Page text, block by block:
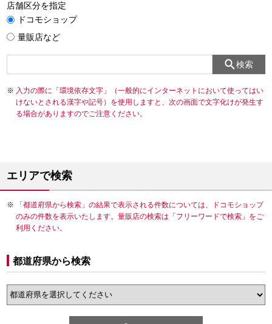
店舗区分を指定
ドコモショップ
量販店など
検索
入力の際に「環境依存文字」（一般的にインターネットにおいて使ってはい
けないとされる漢字や記号）を使用しますと、次の画面で文字化けが発生す
る場合がありますのでご注意ください。
エリアで検索
「都道府県から検索」の結果で表示される件数については、ドコモショップ
のみの件数を表示いたします。量販店の検索は「フリーワードで検索」をご
利用ください。
都道府県から検索